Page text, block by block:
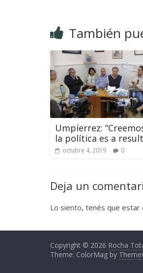
También
Umpíerrez:
la política es a
octubre 4, 2019 0
Deja un
Lo siento, tenés que estar
Copyright © 2026 Rocha
Theme: ColorMag by